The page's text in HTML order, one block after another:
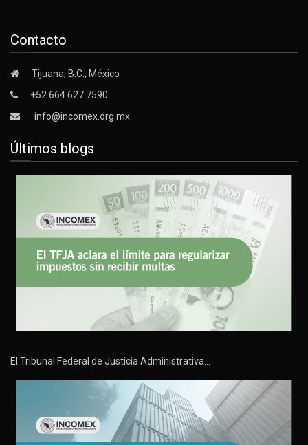
Contacto
Tijuana, B.C., México
+52 664 627 7590
info@incomex.org.mx
Últimos blogs
El Tribunal Federal de Justicia Administrativa…